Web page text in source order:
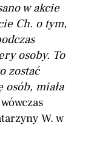
w akcie
Ch. o tym,
osoby. To
zostać
osób, miała
W. w